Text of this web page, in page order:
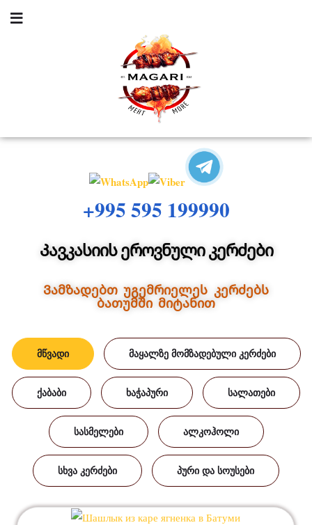
+995 595 199990
Კავკასიის ეროვნული კერძები
Ვამზადებთ უგემრიელეს კერძებს
ბათუმში მიტანით
ᲛᲬᲕᲐᲓᲘ ᲛᲐᲧᲐᲚᲖᲔ ᲛᲝᲛᲖᲐᲓᲔᲑᲣᲚᲘ ᲙᲔᲠᲫᲔᲑᲘ
ᲥᲐᲑᲐᲑᲘ ᲮᲐᲭᲐᲞᲣᲠᲘ ᲡᲐᲚᲐᲗᲔᲑᲘ
ᲡᲐᲡᲛᲔᲚᲔᲑᲘ ᲐᲚᲙᲝᲰᲝᲚᲘ
ᲡᲮᲕᲐ ᲙᲔᲠᲫᲔᲑᲘ ᲞᲣᲠᲘ ᲓᲐ ᲡᲝᲣᲡᲔᲑᲘ